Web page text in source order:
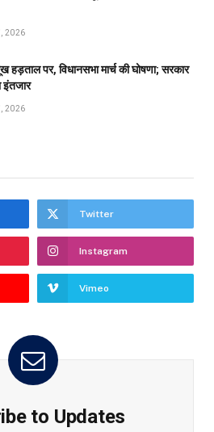
2026
हड़ताल पर, विधानसभा मार्च की घोषणा; सरकार
इंतजार
2026
Twitter
Instagram
Vimeo
to Updates